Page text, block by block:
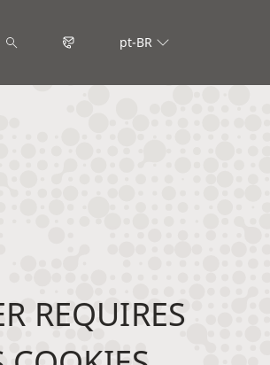
pt-BR
REQUIRES